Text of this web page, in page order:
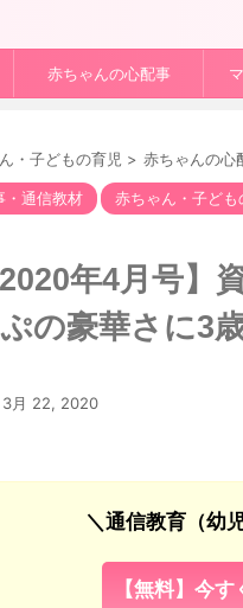
赤ちゃんの心配事
・子どもの育児 > 赤ちゃんの心
・通信教材 赤ちゃん・子ども
2020年4月号】
の豪華さに3
3月 22, 2020
＼通信教育（幼
【無料】今